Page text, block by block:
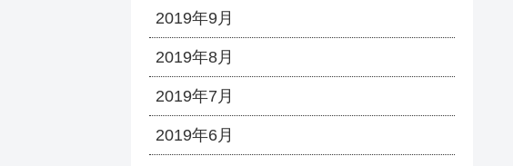
2019年9月
2019年8月
2019年7月
2019年6月